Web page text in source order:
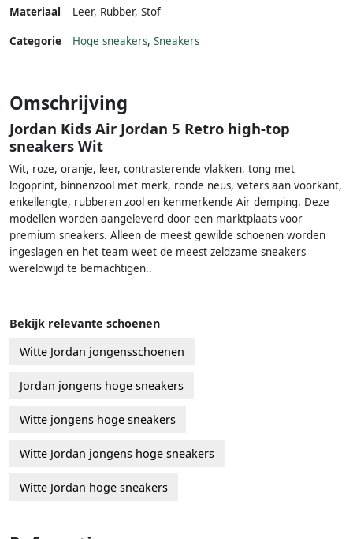
Materiaal
Leer, Rubber, Stof
Categorie Hoge sneakers, Sneakers
Omschrijving
Jordan Kids Air Jordan 5 Retro high-top
sneakers Wit
Wit, roze, oranje, leer, contrasterende vlakken, tong met
logoprint, binnenzool met merk, ronde neus, veters aan voorkant,
enkellengte, rubberen zool en kenmerkende Air demping. Deze
modellen worden aangeleverd door een marktplaats voor
premium sneakers. Alleen de meest gewilde schoenen worden
ingeslagen en het team weet de meest zeldzame sneakers
wereldwijd te bemachtigen..
Bekijk relevante schoenen
Witte Jordan jongensschoenen
Jordan jongens hoge sneakers
Witte jongens hoge sneakers
Witte Jordan jongens hoge sneakers
Witte Jordan hoge sneakers